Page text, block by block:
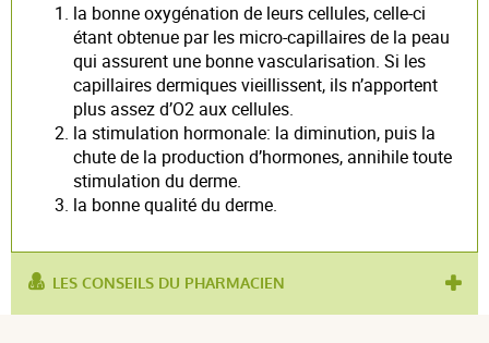
la bonne oxygénation de leurs cellules, celle-ci
étant obtenue par les micro-capillaires de la peau
qui assurent une bonne vascularisation. Si les
capillaires dermiques vieillissent, ils n’apportent
plus assez d’O2 aux cellules.
la stimulation hormonale: la diminution, puis la
chute de la production d’hormones, annihile toute
stimulation du derme.
la bonne qualité du derme.
LES CONSEILS DU PHARMACIEN